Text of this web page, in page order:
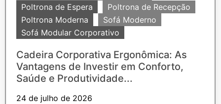
Poltrona de Espera
Poltrona de Recepção
Poltrona Moderna
Sofá Moderno
Sofá Modular Corporativo
Cadeira Corporativa Ergonômica: As
Vantagens de Investir em Conforto,
Saúde e Produtividade...
24 de julho de 2026